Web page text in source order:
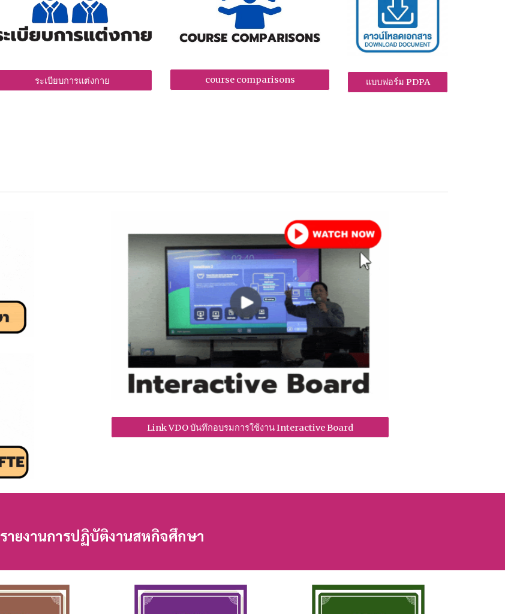
ระเบียบการแต่งกาย course comparisons แบบฟอร์ม PDPA
Link VDO บันทึกอบรมการใช้งาน Interactive Board
รายงานการปฏิบัติงานสหกิจศึกษา